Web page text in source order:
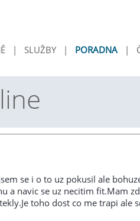
| SLUŽBY| PORADNA |
se i o to uz pokusil ale
a navic se uz necitim fit.Mam
toho dost co me trapi ale